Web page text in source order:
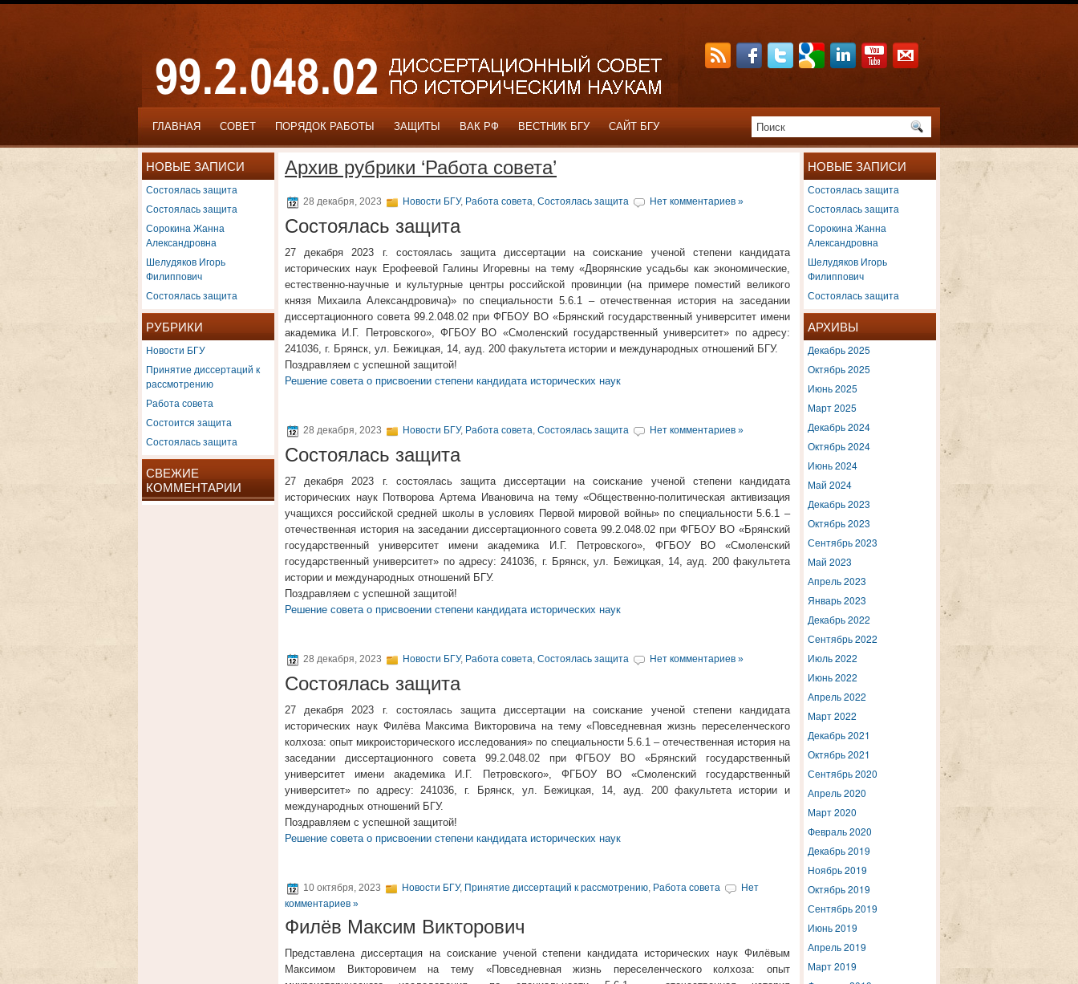
ГЛАВНАЯ СОВЕТ ПОРЯДОК РАБОТЫ ЗАЩИТЫ ВАК РФ ВЕСТНИК БГУ САЙТ БГУ
НОВЫЕ ЗАПИСИ
Состоялась защита
Состоялась защита
Сорокина Жанна
Александровна
Шелудяков Игорь
Филиппович
Состоялась защита
РУБРИКИ
Новости БГУ
Принятие диссертаций к
рассмотрению
Работа совета
Состоится защита
Состоялась защита
СВЕЖИЕ
КОММЕНТАРИИ
Архив рубрики ‘Работа совета’
28 декабря, 2023 Новости БГУ, Работа совета, Состоялась защита Нет комментариев »
Состоялась защита
27 декабря 2023 г. состоялась защита диссертации на соискание ученой степени кандидата
исторических наук Ерофеевой Галины Игоревны на тему «Дворянские усадьбы как экономические,
естественно-научные и культурные центры российской провинции (на примере поместий великого
князя Михаила Александровича)» по специальности 5.6.1 – отечественная история на заседании
диссертационного совета 99.2.048.02 при ФГБОУ ВО «Брянский государственный университет имени
академика И.Г. Петровского», ФГБОУ ВО «Смоленский государственный университет» по адресу:
241036, г. Брянск, ул. Бежицкая, 14, ауд. 200 факультета истории и международных отношений БГУ.
Поздравляем с успешной защитой!
Решение совета о присвоении степени кандидата исторических наук
28 декабря, 2023 Новости БГУ, Работа совета, Состоялась защита Нет комментариев »
Состоялась защита
27 декабря 2023 г. состоялась защита диссертации на соискание ученой степени кандидата
исторических наук Потворова Артема Ивановича на тему «Общественно-политическая активизация
учащихся российской средней школы в условиях Первой мировой войны» по специальности 5.6.1 –
отечественная история на заседании диссертационного совета 99.2.048.02 при ФГБОУ ВО «Брянский
государственный университет имени академика И.Г. Петровского», ФГБОУ ВО «Смоленский
государственный университет» по адресу: 241036, г. Брянск, ул. Бежицкая, 14, ауд. 200 факультета
истории и международных отношений БГУ.
Поздравляем с успешной защитой!
Решение совета о присвоении степени кандидата исторических наук
28 декабря, 2023 Новости БГУ, Работа совета, Состоялась защита Нет комментариев »
Состоялась защита
27 декабря 2023 г. состоялась защита диссертации на соискание ученой степени кандидата
исторических наук Филёва Максима Викторовича на тему «Повседневная жизнь переселенческого
колхоза: опыт микроисторического исследования» по специальности 5.6.1 – отечественная история на
заседании диссертационного совета 99.2.048.02 при ФГБОУ ВО «Брянский государственный
университет имени академика И.Г. Петровского», ФГБОУ ВО «Смоленский государственный
университет» по адресу: 241036, г. Брянск, ул. Бежицкая, 14, ауд. 200 факультета истории и
международных отношений БГУ.
Поздравляем с успешной защитой!
Решение совета о присвоении степени кандидата исторических наук
10 октября, 2023 Новости БГУ, Принятие диссертаций к рассмотрению, Работа совета
Нет
комментариев »
Филёв Максим Викторович
Представлена диссертация на соискание ученой степени кандидата исторических наук Филёвым
Максимом Викторовичем на тему «Повседневная жизнь переселенческого колхоза: опыт
НОВЫЕ ЗАПИСИ
Состоялась защита
Состоялась защита
Сорокина Жанна
Александровна
Шелудяков Игорь
Филиппович
Состоялась защита
АРХИВЫ
Декабрь 2025
Октябрь 2025
Июнь 2025
Март 2025
Декабрь 2024
Октябрь 2024
Июнь 2024
Май 2024
Декабрь 2023
Октябрь 2023
Сентябрь 2023
Май 2023
Апрель 2023
Январь 2023
Декабрь 2022
Сентябрь 2022
Июль 2022
Июнь 2022
Апрель 2022
Март 2022
Декабрь 2021
Октябрь 2021
Сентябрь 2020
Апрель 2020
Март 2020
Февраль 2020
Декабрь 2019
Ноябрь 2019
Октябрь 2019
Сентябрь 2019
Июнь 2019
Апрель 2019
Март 2019